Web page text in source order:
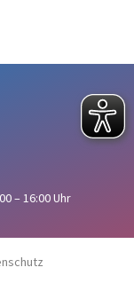
– 16:00 Uhr